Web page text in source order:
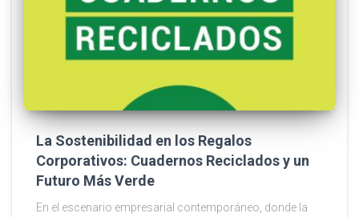
La Sostenibilidad en los Regalos
Corporativos: Cuadernos Reciclados y un
Futuro Más Verde
En el escenario empresarial contemporáneo, donde la